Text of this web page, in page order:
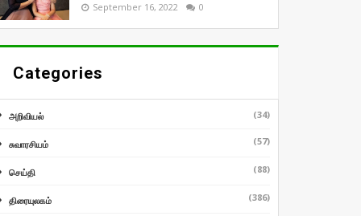
September 16, 2022 0
Categories
அறிவியல் (34)
சுவாரசியம் (57)
செய்தி (88)
திரையுலகம் (386)